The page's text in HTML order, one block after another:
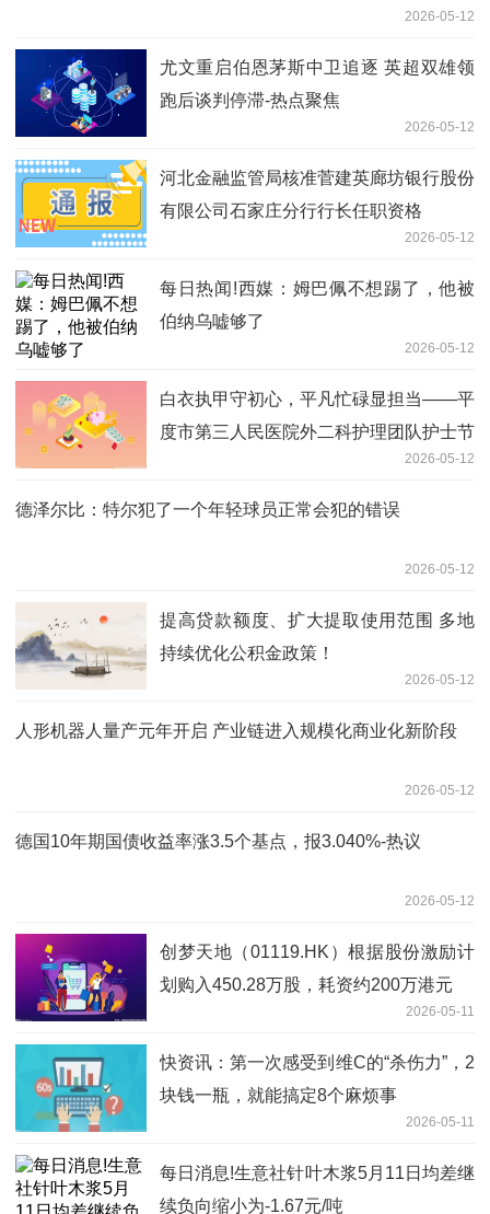
2026-05-12
尤文重启伯恩茅斯中卫追逐 英超双雄领
跑后谈判停滞-热点聚焦
2026-05-12
河北金融监管局核准菅建英廊坊银行股份
有限公司石家庄分行行长任职资格
2026-05-12
每日热闻!西媒：姆巴佩不想踢了，他被
伯纳乌嘘够了
2026-05-12
白衣执甲守初心，平凡忙碌显担当——平
度市第三人民医院外二科护理团队护士节
2026-05-12
德泽尔比：特尔犯了一个年轻球员正常会犯的错误
2026-05-12
提高贷款额度、扩大提取使用范围 多地
持续优化公积金政策！
2026-05-12
人形机器人量产元年开启 产业链进入规模化商业化新阶段
2026-05-12
德国10年期国债收益率涨3.5个基点，报3.040%-热议
2026-05-12
创梦天地（01119.HK）根据股份激励计
划购入450.28万股，耗资约200万港元
2026-05-11
快资讯：第一次感受到维C的“杀伤力”，2
块钱一瓶，就能搞定8个麻烦事
2026-05-11
每日消息!生意社针叶木浆5月11日均差继
续负向缩小为-1.67元/吨